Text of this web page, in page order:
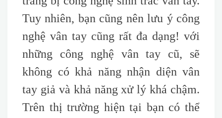
Tuy nhiên, bạn cũng nên lưu ý công
nghệ vân tay cũng rất đa dạng! với
những công nghệ vân tay cũ, sẽ
không có khả năng nhận diện vân
tay giả và khả năng xử lý khá chậm.
Trên thị trường hiện tại bạn có thể